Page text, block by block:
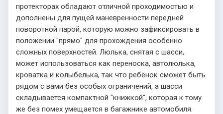
протекторах обладают отличной проходимостью и
дополнены для пущей маневренности передней
поворотной парой, которую можно зафиксировать в
положении "прямо" для прохождения особенно
сложных поверхностей. Люлька, снятая с шасси,
может использоваться как переноска, автолюлька,
кроватка и колыбелька, так что ребёнок сможет быть
рядом с вами без особых ограничений, а шасси
складывается компактной "книжкой", которая к тому
же без помех умещается в багажнике автомобиля.